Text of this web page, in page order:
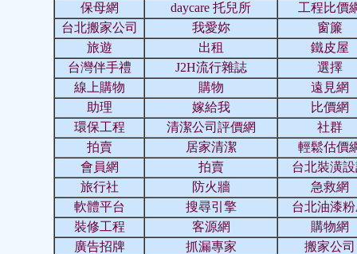
保母網
daycare 托兒所
工程比價
台北搬家公司
我愛妳
窗簾
旅遊
出租
鐵皮屋
台灣伴手禮
J2H流行雜誌
選擇
線上購物
購物
遠見網
助理
嫁給我
比價網
環保工程
清潔公司評價網
社群
拍賣
居家清潔
輕鬆估價
會員網
拍賣
台北裝潢
旅行社
防火牆
急救網
軟體平台
搜尋引擎
台北油漆
裝修工程
客源網
購物網
廣告招牌
抓漏專家
搬家公司